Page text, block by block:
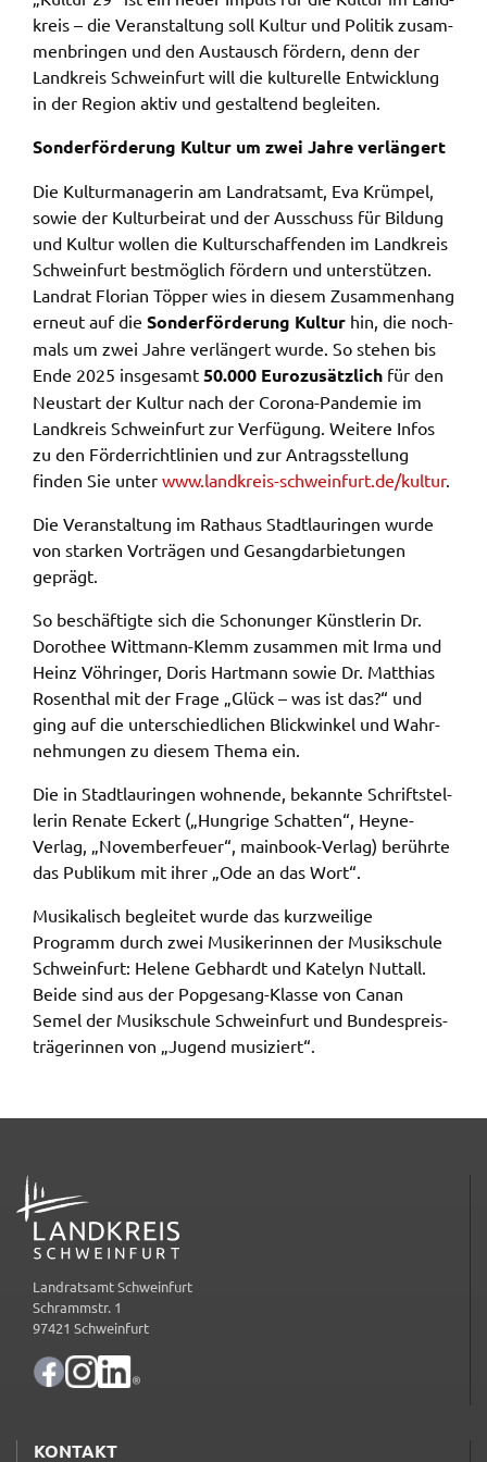
kreis – die Veran­stal­tung soll Kultur und Poli­tik zusam­
men­brin­gen und den Austausch fördern, denn der
Land­kreis Schwein­furt will die kultu­rel­le Entwick­lung
in der Regi­on aktiv und gestal­tend beglei­ten.
Sonder­för­de­rung Kultur um zwei Jahre verlän­gert
Die Kultur­ma­na­ge­rin am Land­rats­amt, Eva Krüm­pel,
sowie der Kultur­bei­rat und der Ausschuss für Bildung
und Kultur wollen die Kultur­schaf­fen­den im Land­kreis
Schwein­furt best­mög­lich fördern und unter­stüt­zen.
Land­rat Flori­an Töpper wies in diesem Zusam­men­hang
erneut auf die Sonder­för­de­rung Kultur hin, die noch­
mals um zwei Jahre verlän­gert wurde. So stehen bis
Ende 2025 insge­samt 50.000 Eurozusätz­lich für den
Neustart der Kultur nach der Coro­na-Pande­mie im
Land­kreis Schwein­furt zur Verfü­gung. Weite­re Infos
zu den Förder­richt­li­ni­en und zur Antrags­stel­lung
finden Sie unter www.​landkreis-​schweinfurt.​de/​kultur.
Die Veran­stal­tung im Rathaus Stadt­lau­rin­gen wurde
von star­ken Vorträ­gen und Gesangdar­bie­tun­gen
geprägt.
So beschäf­tig­te sich die Scho­nun­ger Künst­le­rin Dr.
Doro­thee Witt­mann-Klemm zusam­men mit Irma und
Heinz Vöhrin­ger, Doris Hart­mann sowie Dr. Matthi­as
Rosen­thal mit der Frage „Glück – was ist das?“ und
ging auf die unter­schied­li­chen Blick­win­kel und Wahr­
neh­mun­gen zu diesem Thema ein.
Die in Stadt­lau­rin­gen wohnen­de, bekann­te Schrift­stel­
le­rin Rena­te Eckert („Hung­ri­ge Schat­ten“, Heyne-
Verlag, „Novem­ber­feu­er“, main­book-Verlag) berühr­te
das Publi­kum mit ihrer „Ode an das Wort“.
Musi­ka­lisch beglei­tet wurde das kurz­wei­li­ge
Programm durch zwei Musi­ke­rin­nen der Musik­schu­le
Schwein­furt: Hele­ne Gebhardt und Kate­lyn Nuttall.
Beide sind aus der Popge­sang-Klas­se von Canan
Semel der Musik­schu­le Schwein­furt und Bundes­preis­
trä­ge­rin­nen von „Jugend musi­ziert“.
ADRESSE
Landratsamt Schweinfurt
Schrammstr. 1
97421 Schweinfurt
KONTAKT
gelten. Auf unserem Onlineangebot sind
Funktionen von YouTube zur Anzeige und
Wiedergabe von Videos eingebunden. Diese
Funktionen werden angeboten durch YouTube, LLC
unterliegen also nicht dem Schutzbereich der
Hierbei wird der erweiterte Datenschutzmodus
verwendet, der nach Anbieterangaben eine
Speicherung von Nutzerinformationen erst bei
Wiedergabe des/der Videos in Gang setzt. Wird die
Wiedergabe eingebetteter YouTube-Videos
gestartet, setzt YouTube Cookies ein, um
Informationen über das Nutzerverhalten zu
sammeln. Anders als bei Geltung der DSGVO
werden Sie insofern nicht erst um Einwilligung
gebeten. Zudem ist nach dem sog. CLOUD-Act der
USA eine Weitergabe an Regierungsbehörden zu
Weitere Informationen finden Sie in
unseren
YouTube
Anbieter:
YouTube
Zweck:
Einwilligung erweiterter Datenschutzmodus
Youtube Videos
Google Maps
consent-google-maps
Anbieter:
Google Maps
Zweck:
Anzeige Google Kartendienst
Landesamt für Digitalisierung, Breitband und
Vermessung
Zweck:
Anzeige Online Kartendienst
Unser Webanalyse-Tool Matomo